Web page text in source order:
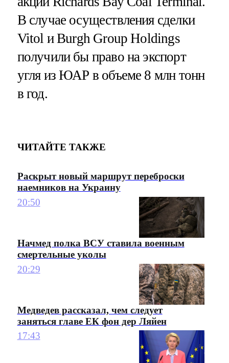
В случае осуществления сделки
Vitol и Burgh Group Holdings
получили бы право на экспорт
угля из ЮАР в объеме 8 млн тонн
в год.
ЧИТАЙТЕ ТАКЖЕ
Раскрыт новый маршрут переброски
наемников на Украину
20:50
Начмед полка ВСУ ставила военным
смертельные уколы
20:29
Медведев рассказал, чем следует
заняться главе ЕК фон дер Ляйен
17:43